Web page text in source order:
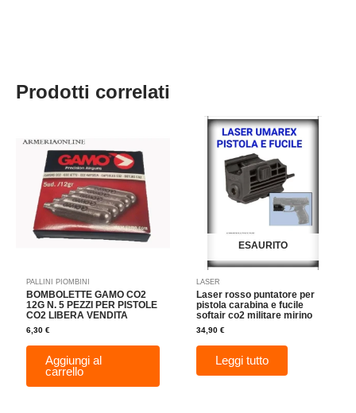
Prodotti correlati
PALLINI PIOMBINI
BOMBOLETTE GAMO CO2
12G N. 5 PEZZI PER PISTOLE
CO2 LIBERA VENDITA
6,30€
Aggiungi al
carrello
ESAURITO
LASER
Laser rosso puntatore per
pistola carabina e fucile
softair co2 militare mirino
34,90€
Leggi tutto